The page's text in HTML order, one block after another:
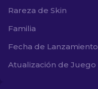
Rareza de Skin
Familia
Fecha de Lanzamiento
Atualización de Juego